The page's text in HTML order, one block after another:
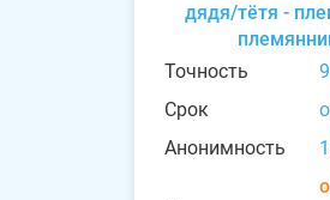
дядя/тётя -
Точность
Срок
Анонимность